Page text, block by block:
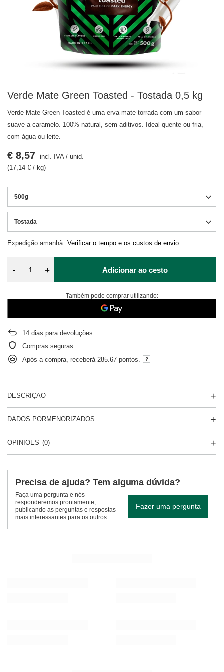
Verde Mate Green Toasted - Tostada 0,5 kg
Verde Mate Green Toasted é uma erva-mate torrada com um sabor
suave a caramelo. 100% natural, sem aditivos. Ideal quente ou fria,
com água ou leite.
500g
Tostada
Expedição amanhã Verificar o tempo e os custos de envio
€ 8,57 incl. IVA/ unid.
(17,14 € / kg)
- + Adicionar ao cesto
Também pode comprar utilizando:
14 dias para devoluções
Compras seguras
Após a compra, receberá 285.67 pontos.
DESCRIÇÃO
DADOS PORMENORIZADOS
OPINIÕES (0)
Precisa de ajuda? Tem alguma dúvida?
Faça uma pergunta e nós
responderemos prontamente,
publicando as perguntas e respostas
mais interessantes para os outros.
Fazer uma pergunta